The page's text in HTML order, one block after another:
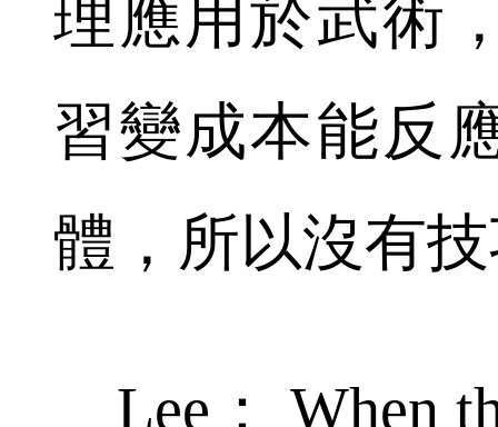
理應用於武術
習變成本能反
體，所以沒有
Lee： When